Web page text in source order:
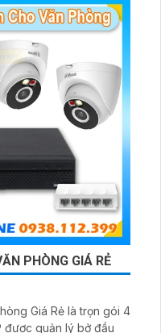
PHÒNG GIÁ RẺ
Giá Rẻ là trọn gói 4
được quản lý bở đầu